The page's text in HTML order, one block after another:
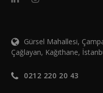
Gürsel Mahallesi,
Çağlayan, Kağıthane,
0212 220 20 43